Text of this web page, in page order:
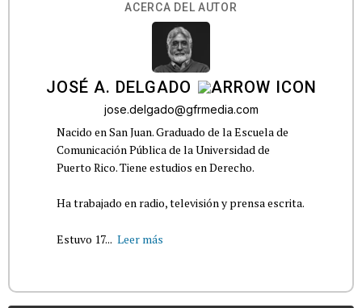
ACERCA DEL AUTOR
JOSÉ A. DELGADO
jose.delgado@gfrmedia.com
Nacido en San Juan. Graduado de la Escuela de
Comunicación Pública de la Universidad de
Puerto Rico. Tiene estudios en Derecho.
Ha trabajado en radio, televisión y prensa escrita.
Estuvo 17... Leer más